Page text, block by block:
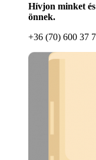
Hívjon minket
önnek.
+36 (70) 600 37